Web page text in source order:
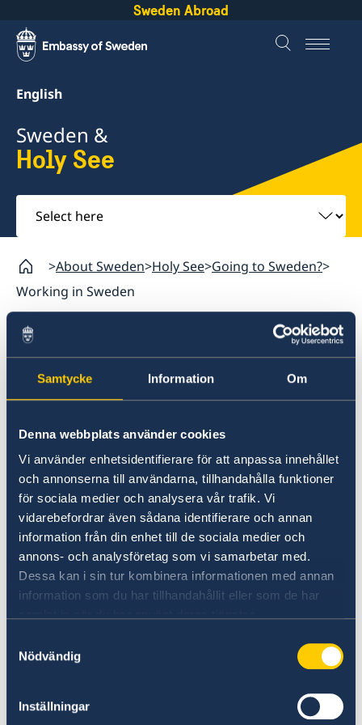
Samtycke Information Om
Denna webbplats använder cookies
Vi använder enhetsidentifierare för att anpassa innehållet
och annonserna till användarna, tillhandahålla funktioner
för sociala medier och analysera vår trafik. Vi
vidarebefordrar även sådana identifierare och annan
information från din enhet till de sociala medier och
annons- och analysföretag som vi samarbetar med.
Dessa kan i sin tur kombinera informationen med annan
information som du har tillhandahållit eller som de har
Nödvändig
Inställningar
Sweden Abroad
English
Sweden &
Holy See
Select
here
About Sweden Holy See Going to Sweden?
Working in Sweden
Holy See
Going to Sweden?
Visiting Sweden
Working in Sweden
Studying in Sweden
Working in Sweden
No local information is currently available.
Please contact the Embassy for information on
any local conditions. A link to the Embassy is
found at the bottom of the page.
Basic information about: Working in
Sweden
Basic information applicable to all countries is
available here. In some countries, additional
conditions also apply – for more information,
drop-down list.